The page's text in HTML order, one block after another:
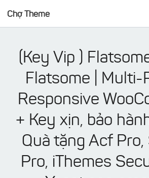
Chợ Theme
(Key Vip )
Flatsome | Multi-
Responsive
+ Key xịn, bảo
Quà tặng Acf Pro,
Pro, iThemes